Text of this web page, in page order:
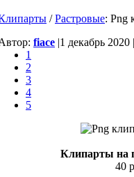
/Растровые: Png
fiace |1 декабрь 2020 |
1
2
3
4
5
Клипарты на
40